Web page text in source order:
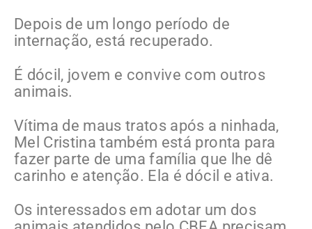
Depois de um longo período de
internação, está recuperado.
É dócil, jovem e convive com outros
animais.
Vítima de maus tratos após a ninhada,
Mel Cristina também está pronta para
fazer parte de uma família que lhe dê
carinho e atenção. Ela é dócil e ativa.
Os interessados em adotar um dos